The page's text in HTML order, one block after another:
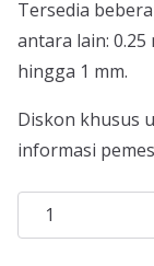
Tersedia
antara lain: 0.25
hingga 1 mm.
Diskon khusus
informasi
Kuantitas
Harga